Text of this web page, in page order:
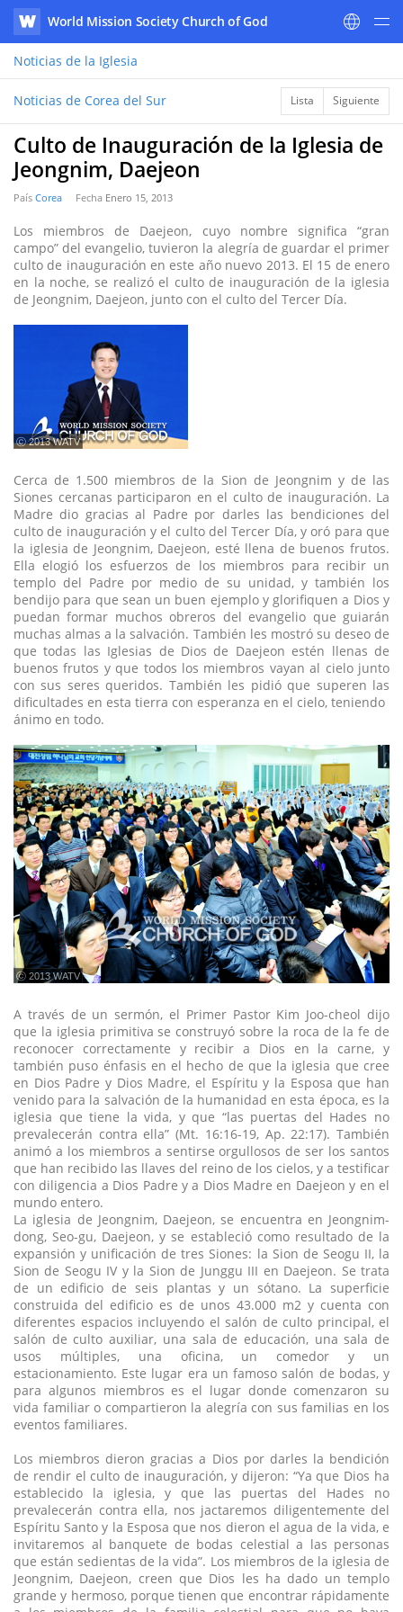
WATV
World Mission Society Church of God
Noticias de la Iglesia
Noticias de Corea del Sur Lista Siguiente
Culto de Inauguración de la Iglesia de
Jeongnim, Daejeon
País Corea Fecha Enero 15, 2013
Los miembros de Daejeon, cuyo nombre significa “gran
campo” del evangelio, tuvieron la alegría de guardar el primer
culto de inauguración en este año nuevo 2013. El 15 de enero
en la noche, se realizó el culto de inauguración de la iglesia
de Jeongnim, Daejeon, junto con el culto del Tercer Día.
ⓒ 2013 WATV
Cerca de 1.500 miembros de la Sion de Jeongnim y de las
Siones cercanas participaron en el culto de inauguración. La
Madre dio gracias al Padre por darles las bendiciones del
culto de inauguración y el culto del Tercer Día, y oró para que
la iglesia de Jeongnim, Daejeon, esté llena de buenos frutos.
Ella elogió los esfuerzos de los miembros para recibir un
templo del Padre por medio de su unidad, y también los
bendijo para que sean un buen ejemplo y glorifiquen a Dios y
puedan formar muchos obreros del evangelio que guiarán
muchas almas a la salvación. También les mostró su deseo de
que todas las Iglesias de Dios de Daejeon estén llenas de
buenos frutos y que todos los miembros vayan al cielo junto
con sus seres queridos. También les pidió que superen las
dificultades en esta tierra con esperanza en el cielo, teniendo
ánimo en todo.
ⓒ 2013 WATV
A través de un sermón, el Primer Pastor Kim Joo-cheol dijo
que la iglesia primitiva se construyó sobre la roca de la fe de
reconocer correctamente y recibir a Dios en la carne, y
también puso énfasis en el hecho de que la iglesia que cree
en Dios Padre y Dios Madre, el Espíritu y la Esposa que han
venido para la salvación de la humanidad en esta época, es la
iglesia que tiene la vida, y que “las puertas del Hades no
prevalecerán contra ella” (Mt. 16:16-19, Ap. 22:17). También
animó a los miembros a sentirse orgullosos de ser los santos
que han recibido las llaves del reino de los cielos, y a testificar
con diligencia a Dios Padre y a Dios Madre en Daejeon y en el
mundo entero.
La iglesia de Jeongnim, Daejeon, se encuentra en Jeongnim-
dong, Seo-gu, Daejeon, y se estableció como resultado de la
expansión y unificación de tres Siones: la Sion de Seogu II, la
Sion de Seogu IV y la Sion de Junggu III en Daejeon. Se trata
de un edificio de seis plantas y un sótano. La superficie
construida del edificio es de unos 43.000 m2 y cuenta con
diferentes espacios incluyendo el salón de culto principal, el
salón de culto auxiliar, una sala de educación, una sala de
usos múltiples, una oficina, un comedor y un
estacionamiento. Este lugar era un famoso salón de bodas, y
para algunos miembros es el lugar donde comenzaron su
vida familiar o compartieron la alegría con sus familias en los
eventos familiares.
Los miembros dieron gracias a Dios por darles la bendición
de rendir el culto de inauguración, y dijeron: “Ya que Dios ha
establecido la iglesia, y que las puertas del Hades no
prevalecerán contra ella, nos jactaremos diligentemente del
Espíritu Santo y la Esposa que nos dieron el agua de la vida, e
invitaremos al banquete de bodas celestial a las personas
que están sedientas de la vida”. Los miembros de la iglesia de
Jeongnim, Daejeon, creen que Dios les ha dado un templo
grande y hermoso, porque tienen que encontrar rápidamente